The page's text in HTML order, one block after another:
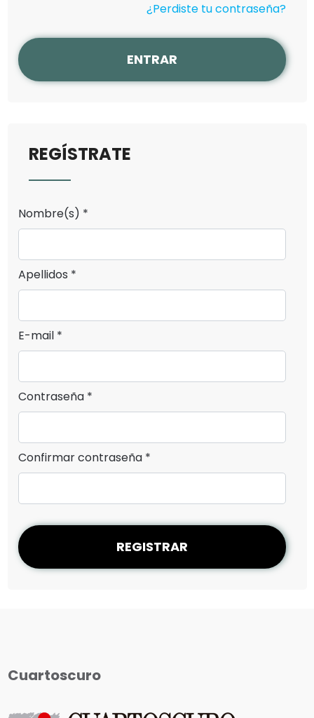
¿Perdiste tu contraseña?
ENTRAR
REGÍSTRATE
Nombre(s) *
Apellidos *
E-mail *
Contraseña *
Confirmar contraseña *
REGISTRAR
Cuartoscuro